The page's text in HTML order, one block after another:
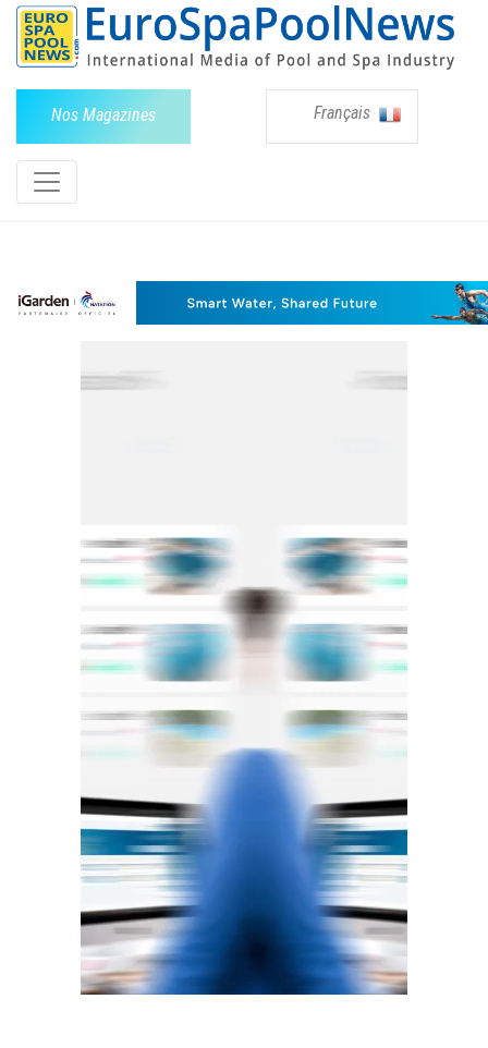
Nos Magazines Français